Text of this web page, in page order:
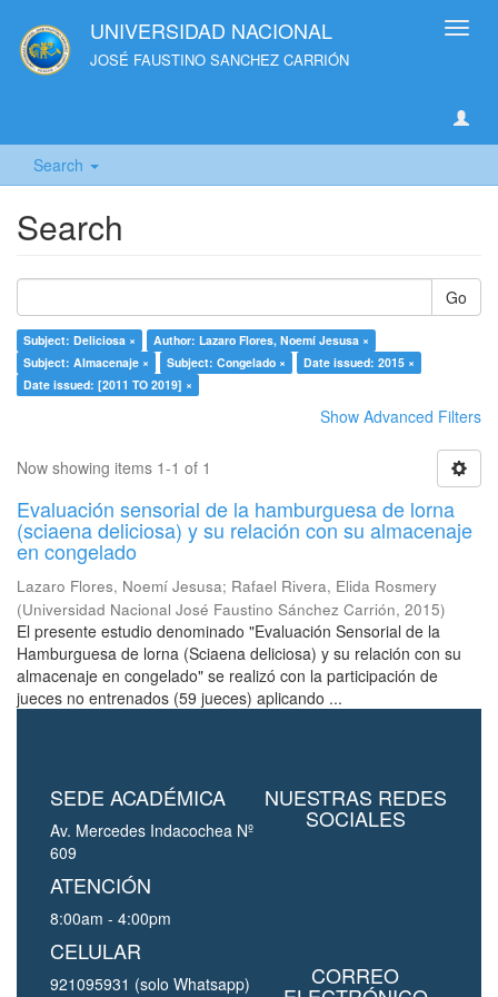
UNIVERSIDAD NACIONAL
JOSÉ FAUSTINO SANCHEZ CARRIÓN
Search
Search
Go
Subject: Deliciosa ×
Author: Lazaro Flores, Noemí Jesusa ×
Subject: Almacenaje ×
Subject: Congelado ×
Date issued: 2015 ×
Date issued: [2011 TO 2019] ×
Show Advanced Filters
Now showing items 1-1 of 1
Evaluación sensorial de la hamburguesa de lorna
(sciaena deliciosa) y su relación con su almacenaje
en congelado
Lazaro Flores, Noemí Jesusa; Rafael Rivera, Elida Rosmery
(Universidad Nacional José Faustino Sánchez Carrión, 2015)
El presente estudio denominado "Evaluación Sensorial de la
Hamburguesa de lorna (Sciaena deliciosa) y su relación con su
almacenaje en congelado" se realizó con la participación de
jueces no entrenados (59 jueces) aplicando ...
SEDE ACADÉMICA
Av. Mercedes Indacochea Nº
609
ATENCIÓN
8:00am - 4:00pm
CELULAR
921095931 (solo Whatsapp)
NUESTRAS REDES
SOCIALES
CORREO